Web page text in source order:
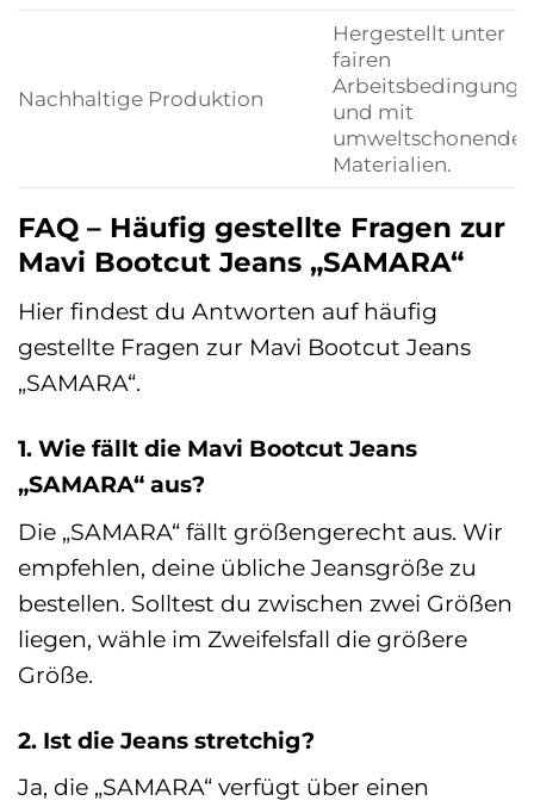
Nachhaltige Produktion
Hergestellt unter
fairen
und mit
Materialien.
FAQ – Häufig gestellte Fragen zur
Mavi Bootcut Jeans „SAMARA“
Hier findest du Antworten auf häufig
gestellte Fragen zur Mavi Bootcut Jeans
„SAMARA“.
1. Wie fällt die Mavi Bootcut Jeans
„SAMARA“ aus?
Die „SAMARA“ fällt größengerecht aus. Wir
empfehlen, deine übliche Jeansgröße zu
bestellen. Solltest du zwischen zwei Größen
liegen, wähle im Zweifelsfall die größere
Größe.
2. Ist die Jeans stretchig?
Ja, die „SAMARA“ verfügt über einen